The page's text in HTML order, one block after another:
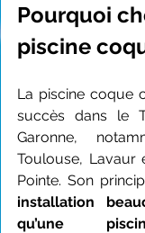
Pourquoi
piscine
La piscine coque
succès dans le
Garonne,
Toulouse, Lavaur
Pointe. Son
installation
qu’une